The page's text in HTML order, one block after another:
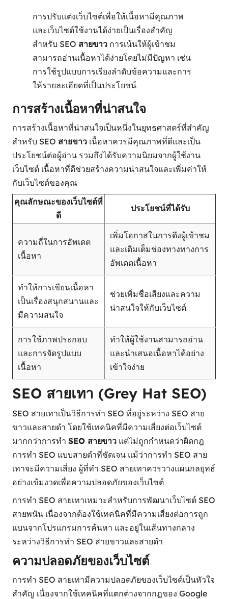
การปรับแต่งเว็บไซต์เพื่อให้เนื้อหามีคุณภาพ
และเว็บไซต์ใช้งานได้ง่ายเป็นเรื่องสำคัญ
สำหรับ SEO สายขาว การเน้นให้ผู้เข้าชม
สามารถอ่านเนื้อหาได้ง่ายโดยไม่มีปัญหา เช่น
การใช้รูปแบบการเรียงลำดับข้อความและการ
ให้รายละเอียดที่เป็นประโยชน์
การสร้างเนื้อหาที่น่าสนใจ
การสร้างเนื้อหาที่น่าสนใจเป็นหนึ่งในยุทธศาสตร์ที่สำคัญ
สำหรับ SEO สายขาว เนื้อหาควรมีคุณภาพที่ดีและเป็น
ประโยชน์ต่อผู้อ่าน รวมถึงได้รับความนิยมจากผู้ใช้งาน
เว็บไซต์ เนื้อหาที่ดีช่วยสร้างความน่าสนใจและเพิ่มค่าให้
กับเว็บไซต์ของคุณ
คุณลักษณะของเว็บไซต์ที่
ดี
ประโยชน์ที่ได้รับ
ความถี่ในการอัพเดต
เนื้อหา
เพิ่มโอกาสในการดึงผู้เข้าชม
และเติมเต็มช่องทางทางการ
อัพเดตเนื้อหา
ทำให้การเขียนเนื้อหา
เป็นเรื่องสนุกสนานและ
มีความสนใจ
ช่วยเพิ่มชื่อเสียงและความ
น่าสนใจให้กับเว็บไซต์
การใช้ภาพประกอบ
และการจัดรูปแบบ
เนื้อหา
ทำให้ผู้ใช้งานสามารถอ่าน
และนำเสนอเนื้อหาได้อย่าง
เข้าใจง่าย
SEO สายเทา (Grey Hat SEO)
SEO สายเทาเป็นวิธีการทำ SEO ที่อยู่ระหว่าง SEO สาย
ขาวและสายดำ โดยใช้เทคนิคที่มีความเสี่ยงต่อเว็บไซต์
มากกว่าการทำ SEO สายขาว แต่ไม่ถูกกำหนดว่าผิดกฎ
การทำ SEO แบบสายดำที่ชัดเจน แม้ว่าการทำ SEO สาย
เทาจะมีความเสี่ยง ผู้ที่ทำ SEO สายเทาควรวางแผนกลยุทธ์
อย่างเข้มงวดเพื่อความปลอดภัยของเว็บไซต์
การทำ SEO สายเทาเหมาะสำหรับการพัฒนาเว็บไซต์ SEO
สายพนัน เนื่องจากต้องใช้เทคนิคที่มีความเสี่ยงต่อการถูก
แบนจากโปรแกรมการค้นหา และอยู่ในเส้นทางกลาง
ระหว่างวิธีการทำ SEO สายขาวและสายดำ
ความปลอดภัยของเว็บไซต์
การทำ SEO สายเทามีความปลอดภัยของเว็บไซต์เป็นหัวใจ
สำคัญ เนื่องจากใช้เทคนิคที่แตกต่างจากกฎของ Google